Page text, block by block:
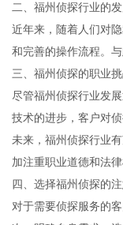
二、福州侦探行业的
近年来，随着人们对
和完善的操作流程。
三、福州侦探的职业
尽管福州侦探行业发
技术的进步，客户对
未来，福州侦探行业
加注重职业道德和法
四、选择福州侦探的
对于需要侦探服务的